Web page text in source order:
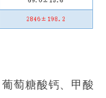
萄糖酸钙、甲酸